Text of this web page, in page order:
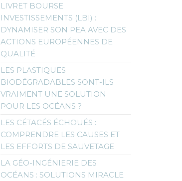
LIVRET BOURSE
INVESTISSEMENTS (LBI) :
DYNAMISER SON PEA AVEC DES
ACTIONS EUROPÉENNES DE
QUALITÉ
LES PLASTIQUES
BIODÉGRADABLES SONT-ILS
VRAIMENT UNE SOLUTION
POUR LES OCÉANS ?
LES CÉTACÉS ÉCHOUÉS :
COMPRENDRE LES CAUSES ET
LES EFFORTS DE SAUVETAGE
LA GÉO-INGÉNIERIE DES
OCÉANS : SOLUTIONS MIRACLE